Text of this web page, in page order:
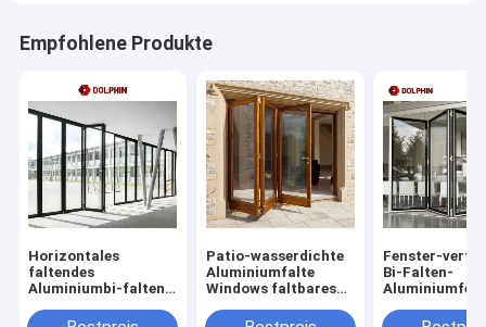
Empfohlene Produkte
Horizontales
faltendes
Aluminiumbi-falten-
Windows des
Patio-wasserdichte
Aluminiumfalte
Windows faltbares
Wohnung
Fenster-
Bi-Falten-
Geschäfts-